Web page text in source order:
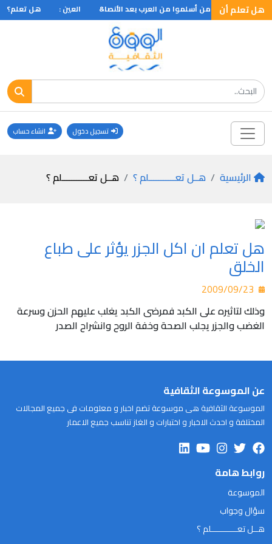
هل تعلم أن
هل تعلم أن أول من أسلموا من العرب بعد الأنصا& العين : هل تعلم؟؟
تسجيل دخول انشاء حساب
الرئيسية هــل تعـــــــــــلم ؟ هــل تعـــــــــــلم ؟
هل تعلم ان اكل الجزر يؤثر على طباع
الخلق
وذلك لتاثيره على الكبد فمرضى الكبد يغلب عليهم الحزن وسرعة
الغضب والجزر يجلب الصحة وخفة الروح وانشراح الصدر
عن الموسوعة الثقافية
الموسوعة الثقافية هى موسوعة تضم اخبار و معلومات فى جميع المجالات
المختلفة و احدث الاخبار و اختبارات و الغاز تناسب جميع الاعمار
روابط هامة
الموسوعة
سؤال وجواب
هــل تعـــــــــــلم ؟